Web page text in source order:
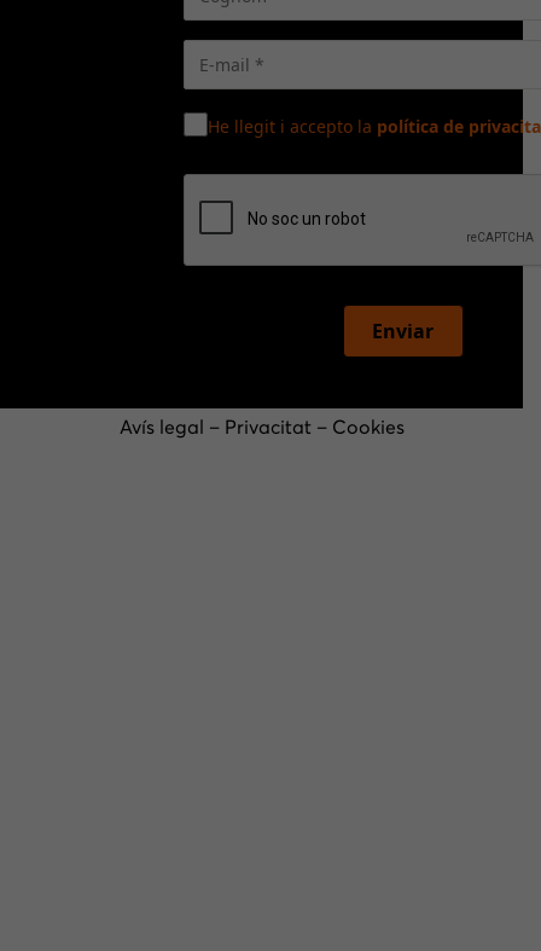
He llegit i accepto la política de
Enviar
Avís legal – Privacitat – Cookies